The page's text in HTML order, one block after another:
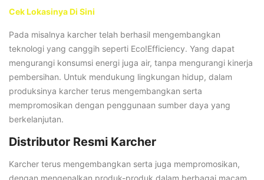
Cek Lokasinya Di Sini
Pada misalnya karcher telah berhasil mengembangkan
teknologi yang canggih seperti Eco!Efficiency. Yang dapat
mengurangi konsumsi energi juga air, tanpa mengurangi kinerja
pembersihan. Untuk mendukung lingkungan hidup, dalam
produksinya karcher terus mengembangkan serta
mempromosikan dengan penggunaan sumber daya yang
berkelanjutan.
Distributor Resmi Karcher
Karcher terus mengembangkan serta juga mempromosikan,